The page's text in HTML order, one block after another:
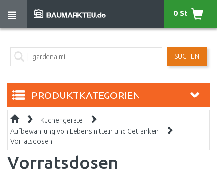
SUCHEN
0 St
PRODUKTKATEGORIEN
Küchengeräte
Aufbewahrung von Lebensmitteln und Getränken
Vorratsdosen
Vorratsdosen